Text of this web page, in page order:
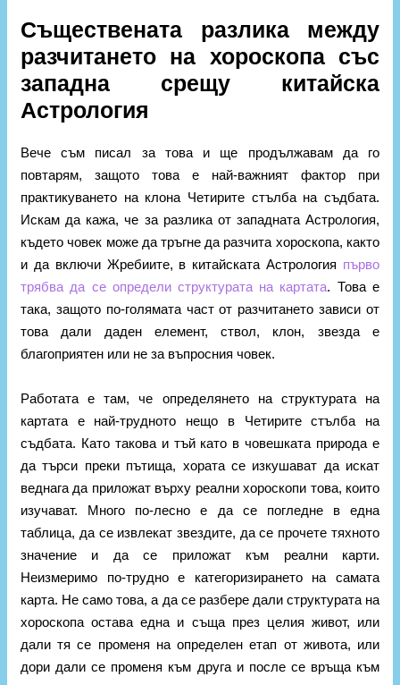
Съществената разлика между
разчитането на хороскопа със
западна срещу китайска
Астрология
Вече съм писал за това и ще продължавам да го
повтарям, защото това е най-важният фактор при
практикуването на клона Четирите стълба на съдбата.
Искам да кажа, че за разлика от западната Астрология,
където човек може да тръгне да разчита хороскопа, както
и да включи Жребиите, в китайската Астрология първо
трябва да се определи структурата на картата. Това е
така, защото по-голямата част от разчитането зависи от
това дали даден елемент, ствол, клон, звезда е
благоприятен или не за въпросния човек.
Работата е там, че определянето на структурата на
картата е най-трудното нещо в Четирите стълба на
съдбата. Като такова и тъй като в човешката природа е
да търси преки пътища, хората се изкушават да искат
веднага да приложат върху реални хороскопи това, които
изучават. Много по-лесно е да се погледне в една
таблица, да се извлекат звездите, да се прочете тяхното
значение и да се приложат към реални карти.
Неизмеримо по-трудно е категоризирането на самата
карта. Не само това, а да се разбере дали структурата на
хороскопа остава една и съща през целия живот, или
дали тя се променя на определен етап от живота, или
дори дали се променя към друга и после се връща към